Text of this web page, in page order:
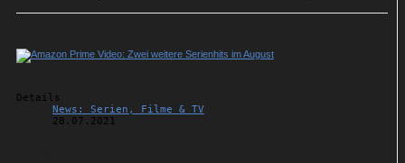
Details
News: Serien, Filme & TV
28.07.2021